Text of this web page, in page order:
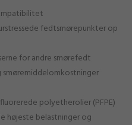
fedtsmørepunkter op
for andre smørefedt
smøremiddelomkostninger
polyetherolier (PFPE)
højeste belastninger og